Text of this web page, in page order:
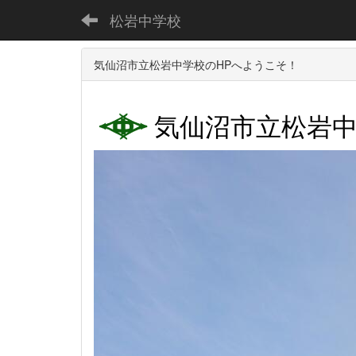
松岩中学校
気仙沼市立松岩中学校のHPへようこそ！
気仙沼市立松岩